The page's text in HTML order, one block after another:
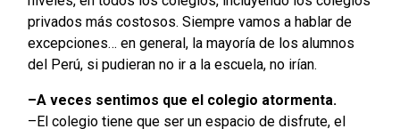
privados más costosos. Siempre vamos a hablar de
excepciones… en general, la mayoría de los alumnos
del Perú, si pudieran no ir a la escuela, no irían.
–A veces sentimos que el colegio atormenta.
–El colegio tiene que ser un espacio de disfrute, el